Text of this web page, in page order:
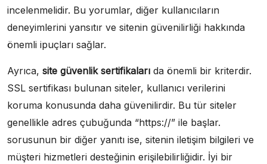
incelenmelidir. Bu yorumlar, diğer kullanıcıların
deneyimlerini yansıtır ve sitenin güvenilirliği hakkında
önemli ipuçları sağlar.
Ayrıca, site güvenlik sertifikaları da önemli bir kriterdir.
SSL sertifikası bulunan siteler, kullanıcı verilerini
koruma konusunda daha güvenilirdir. Bu tür siteler
genellikle adres çubuğunda “https://” ile başlar.
sorusunun bir diğer yanıtı ise, sitenin iletişim bilgileri ve
müşteri hizmetleri desteğinin erişilebilirliğidir. İyi bir